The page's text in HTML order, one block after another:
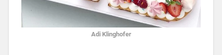
Adi Klinghofer